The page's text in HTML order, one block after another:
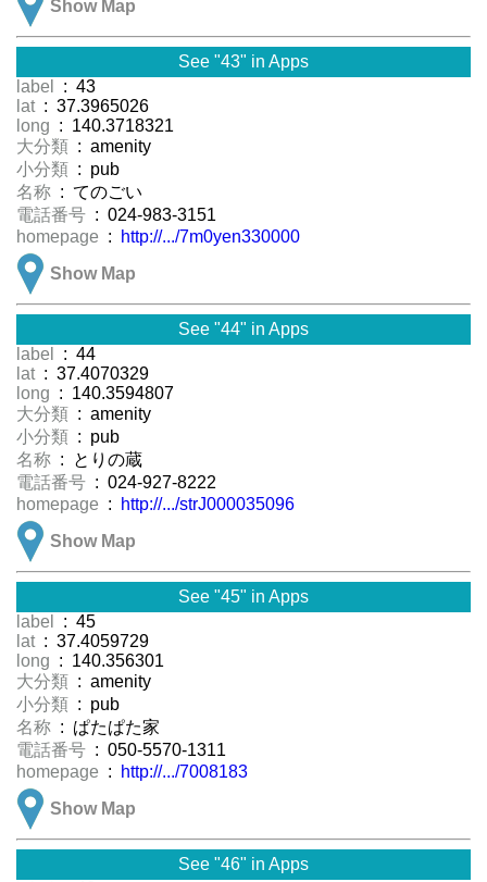
Show Map
See "43" in Apps
label
: 43
lat : 37.3965026
long : 140.3718321
大分類 : amenity
小分類 : pub
名称 : てのごい
電話番号 : 024-983-3151
homepage :
http://.../7m0yen330000
Show Map
See "44" in Apps
label
: 44
lat : 37.4070329
long : 140.3594807
大分類 : amenity
小分類 : pub
名称 : とりの蔵
電話番号 : 024-927-8222
homepage :
http://.../strJ000035096
Show Map
See "45" in Apps
label
: 45
lat : 37.4059729
long : 140.356301
大分類 : amenity
小分類 : pub
名称 : ぱたぱた家
電話番号 : 050-5570-1311
homepage :
http://.../7008183
Show Map
See "46" in Apps